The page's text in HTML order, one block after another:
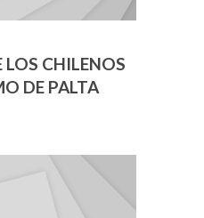
LOS CHILENOS
DE PALTA